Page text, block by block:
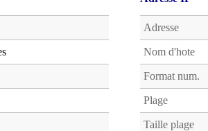
Adresse
Nom d'hote
Format num.
Plage
Taille plage